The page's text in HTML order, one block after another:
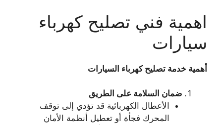
اهمية فني تصليح كهرباء
سيارات
أهمية خدمة تصليح كهرباء السيارات
ضمان السلامة على الطريق
الأعطال الكهربائية قد تؤدي إلى توقف
المحرك فجأة أو تعطيل أنظمة الأمان